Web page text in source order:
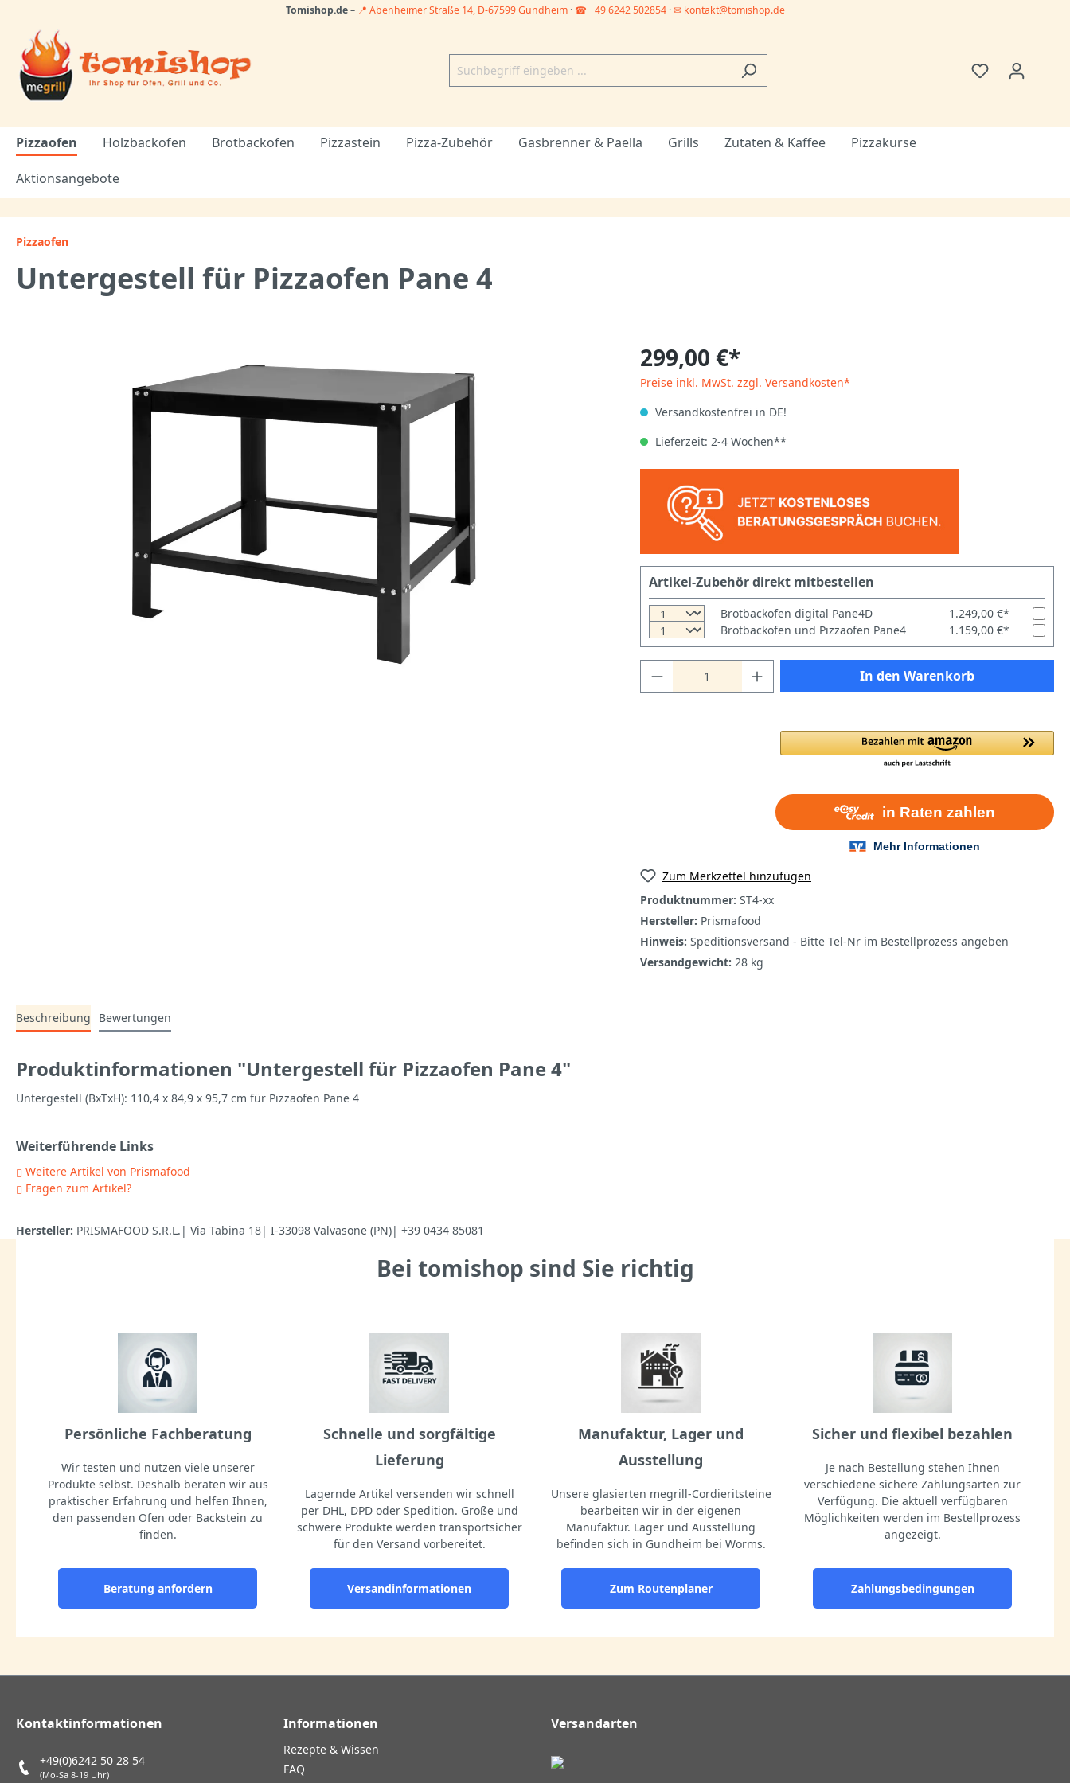
Tomishop.de– 📍 Abenheimer Straße 14, D-67599 Gundheim · ☎ +49 6242 502854·✉ kontakt@tomishop.de
Pizzaofen Holzbackofen Brotbackofen Pizzastein Pizza-Zubehör Gasbrenner & Paella Grills Zutaten & Kaffee Pizzakurse
Aktionsangebote
Pizzaofen
Untergestell für Pizzaofen Pane 4
299,00 €*
Preise inkl. MwSt. zzgl. Versandkosten*
Versandkostenfrei in DE!
Lieferzeit: 2-4 Wochen**
Artikel-Zubehör direkt mitbestellen
Brotbackofen digital Pane4D
1.249,00 €*
Brotbackofen und Pizzaofen Pane4
1.159,00 €*
In den Warenkorb
Zum Merkzettel hinzufügen
Produktnummer: ST4-xx
Hersteller: Prismafood
Hinweis: Speditionsversand - Bitte Tel-Nr im Bestellprozess angeben
Versandgewicht: 28 kg
Beschreibung Bewertungen
Produktinformationen "Untergestell für Pizzaofen Pane 4"
Untergestell (BxTxH): 110,4 x 84,9 x 95,7 cm für Pizzaofen Pane 4
Weiterführende Links
Weitere Artikel von Prismafood
Fragen zum Artikel?
Hersteller: PRISMAFOOD S.R.L.| Via Tabina 18| I-33098 Valvasone (PN)| +39 0434 85081
Bei tomishop sind Sie richtig
Persönliche Fachberatung
Wir testen und nutzen viele unserer
Produkte selbst. Deshalb beraten wir aus
praktischer Erfahrung und helfen Ihnen,
den passenden Ofen oder Backstein zu
finden.
Beratung anfordern
Schnelle und sorgfältige
Lieferung
Lagernde Artikel versenden wir schnell
per DHL, DPD oder Spedition. Große und
schwere Produkte werden transportsicher
für den Versand vorbereitet.
Versandinformationen
Manufaktur, Lager und
Ausstellung
Unsere glasierten megrill-Cordieritsteine
bearbeiten wir in der eigenen
Manufaktur. Lager und Ausstellung
befinden sich in Gundheim bei Worms.
Zum Routenplaner
Sicher und flexibel bezahlen
Je nach Bestellung stehen Ihnen
verschiedene sichere Zahlungsarten zur
Verfügung. Die aktuell verfügbaren
Möglichkeiten werden im Bestellprozess
angezeigt.
Zahlungsbedingungen
Kontaktinformationen
+49(0)6242 50 28 54
(Mo-Sa 8-19 Uhr)
Informationen
Rezepte & Wissen
FAQ
Versandarten